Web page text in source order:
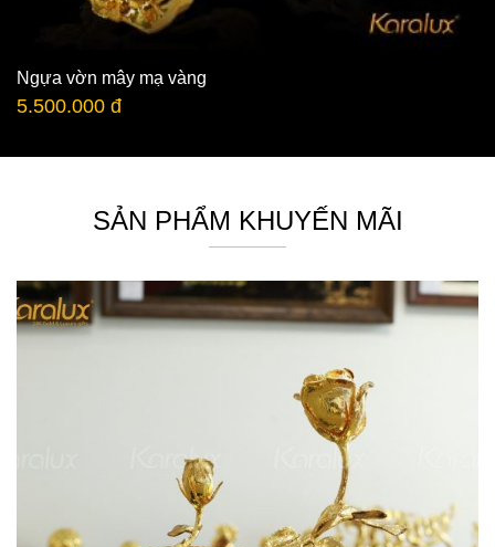
Ngựa vờn mây mạ vàng
5.500.000 đ
SẢN PHẨM KHUYẾN MÃI